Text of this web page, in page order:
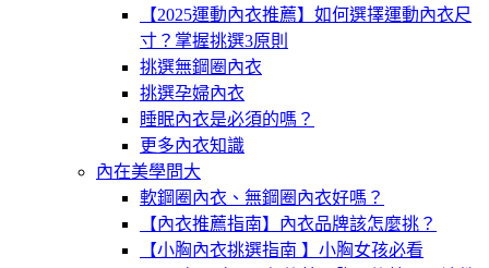
【2025運動內衣推薦】如何選擇運動內衣尺
寸？掌握挑選3原則
挑選無鋼圈內衣
挑選孕婦內衣
睡眠內衣是必須的嗎？
更多內衣知識
內在美學問大
軟鋼圈內衣、無鋼圈內衣好嗎？
【內衣推薦指南】內衣品牌該怎麼挑？
【小胸內衣挑選指南 】小胸女孩必看